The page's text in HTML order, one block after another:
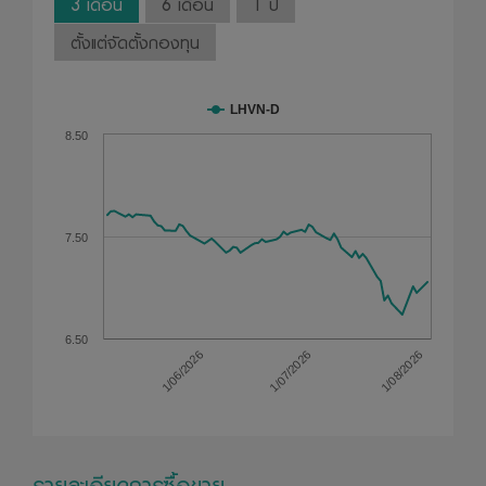
ตั้งแต่จัดตั้งกองทุน
LHVN-D
1/06/2026 1/07/2026 1/08/2026
6.50
7.50
8.50